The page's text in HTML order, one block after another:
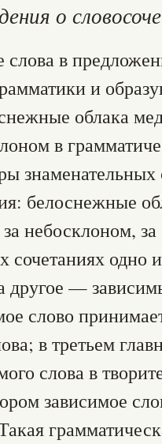
о
слова в
и
облака
в
белоснежные
небосклоном,
сочетаниях одно
другое —
слово
в третьем
слова в
зависимое